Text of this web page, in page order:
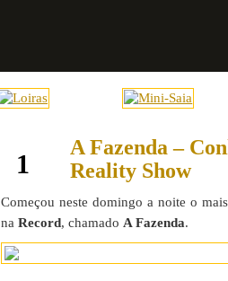
1
A Fazenda –
Reality Show
Começou neste domingo a noite o
na Record, chamado A Fazenda.